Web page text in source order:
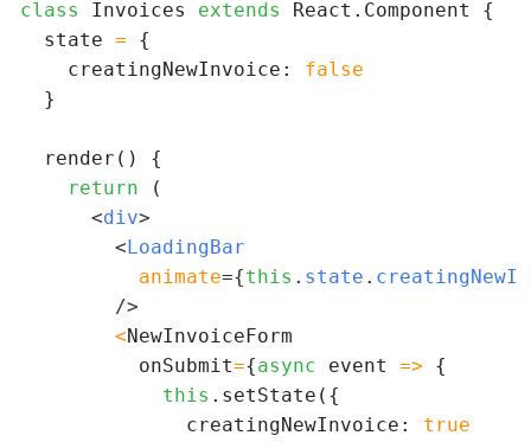
class Invoices extends
React.Component {
  state
= {
    creatingNewInvoice:
false
  }
  render() {
return (
<div>
<LoadingBar
animate={this . state .
/>
<NewInvoiceForm
          onSubmit
={async event => {
this .setState({
              creatingNewInvoice:
true